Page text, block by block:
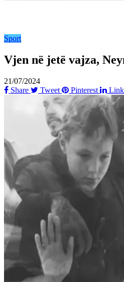
Sport
Vjen në jetë vajza,
21/07/2024
Share
Tweet Pinterest